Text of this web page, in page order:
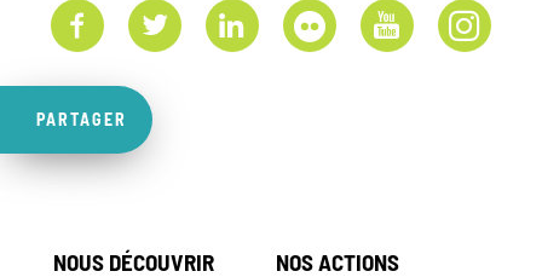
PARTAGER
NOUS DÉCOUVRIR NOS ACTIONS